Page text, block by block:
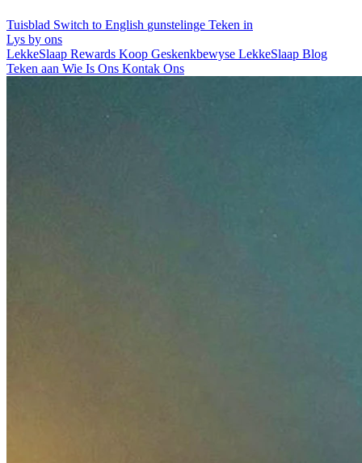
Tuisblad Switch to English gunstelinge Teken in
Lys by ons
LekkeSlaap Rewards Koop Geskenkbewyse LekkeSlaap Blog
Teken aan Wie Is Ons Kontak Ons